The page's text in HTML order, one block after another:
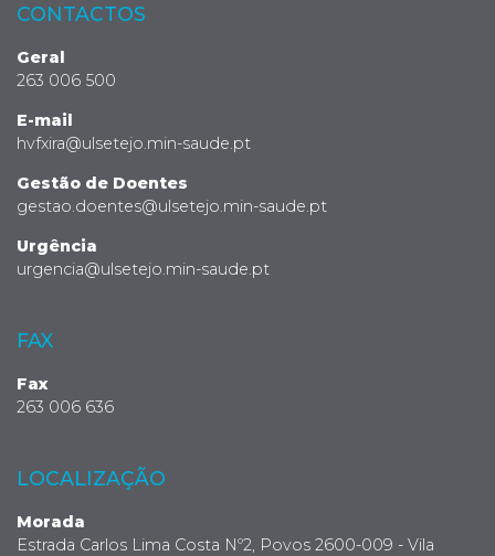
CONTACTOS
Geral
263 006 500
E-mail
hvfxira@ulsetejo.min-saude.pt
Gestão de Doentes
gestao.doentes@ulsetejo.min-saude.pt
Urgência
urgencia@ulsetejo.min-saude.pt
FAX
Fax
263 006 636
LOCALIZAÇÃO
Morada
Estrada Carlos Lima Costa Nº2, Povos 2600-009 - Vila